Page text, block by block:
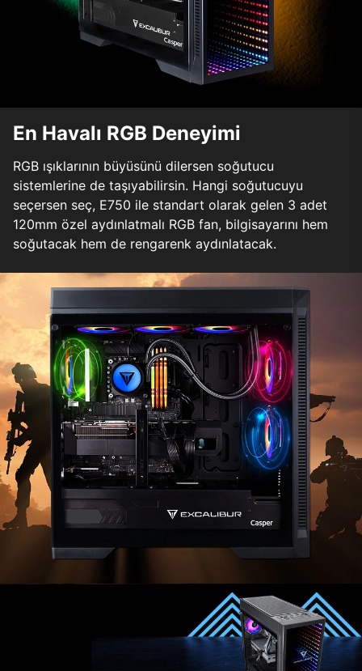
En Havalı RGB Deneyimi
RGB ışıklarının büyüsünü dilersen soğutucu
sistemlerine de taşıyabilirsin. Hangi soğutucuyu
seçersen seç, E750 ile standart olarak gelen 3 adet
120mm özel aydınlatmalı RGB fan, bilgisayarını hem
soğutacak hem de rengarenk aydınlatacak.